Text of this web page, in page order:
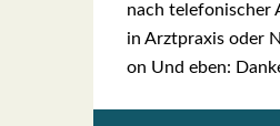
nach tele­fo­ni­scher
in Arzt­pra­xis oder
on Und eben: